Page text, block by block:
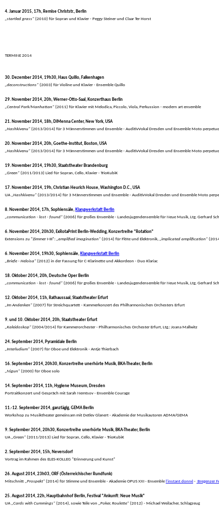
4. Januar 2015, 17h, Remise Christstr., Berlin
„startled grass“ (2010) für Sopran und Klavier - Peggy Steiner und Claar Ter Horst
TERMINE 2014
30. Dezember 2014, 19h30, Haus Quillo, Falkenhagen
„deconstructions“ (2003) für Violine und Klavier - Ensemble Quillo
29. November 2014, 20h, Werner-Otto-Saal, Konzerthaus Berlin
„Central Park/Manhattan“ (2011) für Klavier mit Melodica, Piccolo, Viola, Perkussion - modern art ensemble
21. November 2014, 18h, DiMenna Center, New York, USA
„Hashkivenu“ (2013/2014) für 3 Männerstimmen und Ensemble - AuditivVokal Dresden und Ensemble Moto
20. November 2014, 20h, Goethe-Institut, Boston, USA
„Hashkivenu“ (2013/2014) für 3 Männerstimmen und Ensemble - AuditivVokal Dresden und Ensemble Moto
19. November 2014, 19h30, Staatstheater Brandenburg
„Green“ (2011/2013) Lied für Sopran, Cello, Klavier - TrioKubiK
17. November 2014, 19h, Christian Heurich House, Washington D.C., USA
UA
„Hashkivenu“ (2013/2014) für 3 Männerstimmen und Ensemble - AuditivVokal Dresden und Ensemble Moto
8. November 2014, 17h, Sophiensäle, Klangwerkstatt Berlin
„communication - lost - found“ (2006) für großes Ensemble - Landesjugendensemble für Neue Musik, Ltg. Gerhard
6. November 2014, 20h30, ExRotaPrint Berlin-Wedding, Konzertreihe "Rotation"
Extensions zu "Zimmer I-III":
„amplified imagination“ (2014) für Flöte und Elektronik, „implicated amplification“
6. November 2014, 19h30, Sophiensäle, Klangwerkstatt Berlin
„Briefe - Heloisa“ (2012) in der Fassung für C-Klarinette und Akkordeon - Duo Klariac
18. Oktober 2014, 20h, Deutsche Oper Berlin
„communication - lost - found“ (2006) für großes Ensemble - Landesjugendensemble für Neue Musik, Ltg. Gerhard
12. Oktober 2014, 11h, Rathaussaal, Staatstheater Erfurt
„Im Andenken“ (2007) für Streichquartett - Kammerkonzert des Philharmonischen Orchesters Erfurt
9. und 10. Oktober 2014, 20h, Staatstheater Erfurt
„Kaleidoskop“ (2004/2014) für Kammerorchester - Philharmonisches Orchester Erfurt, Ltg.: Joana Mallwitz
24. September 2014, Pyramidale Berlin
„Interludium“ (2007) für Oboe und Elektronik - Antje Thierbach
16. September 2014, 20h30, Konzertreihe unerhörte Musik, BKA-Theater, Berlin
„Nigun“ (2000) für Oboe solo
14. September 2014, 11h, Hygiene Museum, Dresden
Portraitkonzert und Gespräch mit Sarah Nemtsov - Ensemble Courage
11.-12. September 2014, ganztägig, GEMA Berlin
Workshop zu Musiktheater gemeinsam mit Detlev Glanert - Akademie der Musikautoren ADMA/GEMA
9. September 2014, 20h30, Konzertreihe unerhörte Musik, BKA-Theater, Berlin
UA
„Green“ (2011/2013) Lied für Sopran, Cello, Klavier - TrioKubiK
2. September 2014, 15h, Neversdorf
Vortrag im Rahmen des ELES-KOLLEG "Erinnerung und Kunst"
26. August 2014, 23h03, ORF (Österreichischer Rundfunk)
Mitschnitt
„Prospekt“ (2014) für Stimme und Ensemble - Akademie OPUS XXI - Ensemble l'instant donné - Bregenzer
25. August 2014, 22h, Hauptbahnhof Berlin, Festival "Ankunft: Neue Musik"
UA
„Cards with Cummings“ (2014), sowie Teile von „Poker, Roulette“ (2012) - Michael Weilacher, Schlagzeug